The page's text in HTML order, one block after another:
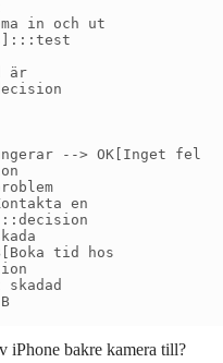
in och ut
är
--> OK[Inget fel
en
tid hos
skadad
iPhone bakre kamera till?